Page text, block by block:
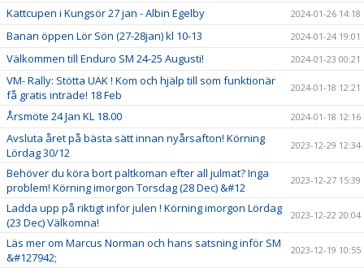
Kattcupen i Kungsör 27 jan - Albin Egelby 2024-01-26 14:18
Banan öppen Lör Sön (27-28jan) kl 10-13 2024-01-24 19:01
Välkommen till Enduro SM 24-25 Augusti! 2024-01-23 00:21
VM- Rally: Stötta UAK ! Kom och hjälp till som funktionär
få gratis inträde! 18 Feb
2024-01-18 12:21
Årsmöte 24 Jan KL 18.00 2024-01-18 12:16
Avsluta året på bästa sätt innan nyårsafton! Körning
Lördag 30/12
2023-12-29 12:34
Behöver du köra bort paltkoman efter all julmat? Inga
problem! Körning imorgon Torsdag (28 Dec) &#12
2023-12-27 15:39
Ladda upp på riktigt inför julen ! Körning imorgon Lördag
(23 Dec) Välkomna!
2023-12-22 20:04
Läs mer om Marcus Norman och hans satsning inför SM
&#127942;
2023-12-19 10:55